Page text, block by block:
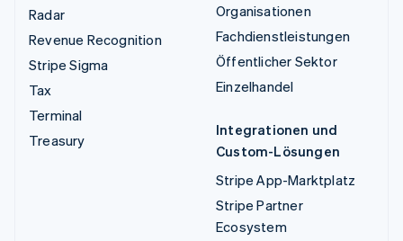
Radar
Revenue Recognition
Stripe Sigma
Tax
Terminal
Treasury
Organisationen
Fachdienstleistungen
Öffentlicher Sektor
Einzelhandel
Integrationen und
Custom-Lösungen
Stripe App-Marktplatz
Stripe Partner
Ecosystem